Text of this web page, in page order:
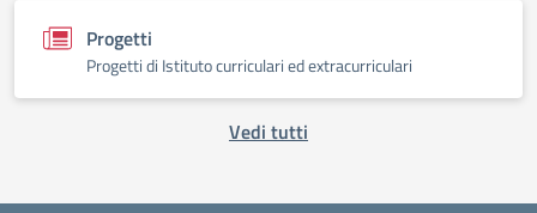
Progetti
Progetti di Istituto curriculari ed extracurriculari
Vedi tutti